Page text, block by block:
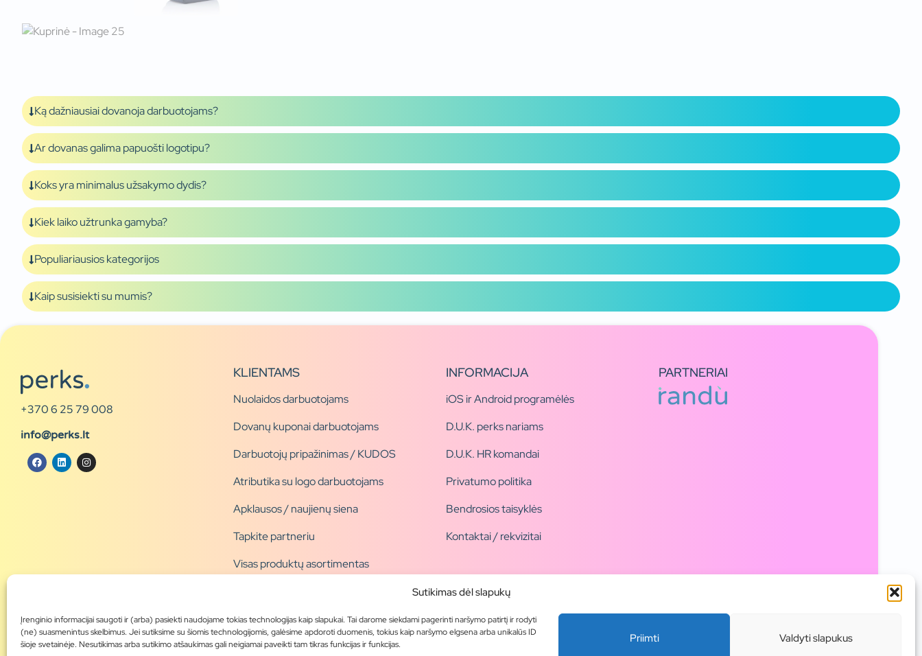
Sutikimas dėl slapukų
Įrenginio informacijai saugoti ir (arba) pasiekti naudojame tokias technologijas kaip slapukai. Tai darome siekdami pagerinti naršymo patirtį ir rodyti
(ne) suasmenintus skelbimus. Jei sutiksime su šiomis technologijomis, galėsime apdoroti duomenis, tokius kaip naršymo elgsena arba unikalūs ID
šioje svetainėje. Nesutikimas arba sutikimo atšaukimas gali neigiamai paveikti tam tikras funkcijas ir funkcijas.
Priimti Valdyti slapukus
Ką dažniausiai dovanoja darbuotojams?
Ar dovanas galima papuošti logotipu?
Koks yra minimalus užsakymo dydis?
Kiek laiko užtrunka gamyba?
Populiariausios kategorijos
Kaip susisiekti su mumis?
+370 6 25 79 008
info@perks.lt
KLIENTAMS
Nuolaidos darbuotojams
Dovanų kuponai darbuotojams
Darbuotojų pripažinimas / KUDOS
Atributika su logo darbuotojams
Apklausos / naujienų siena
Tapkite partneriu
Visas produktų asortimentas
Blogas
INFORMACIJA
iOS ir Android programėlės
D.U.K. perks nariams
D.U.K. HR komandai
Privatumo politika
Bendrosios taisyklės
Kontaktai / rekvizitai
PARTNERIAI